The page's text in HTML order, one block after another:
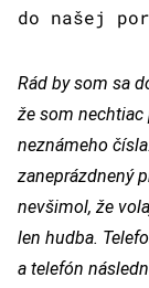
do našej
Rád by som sa
že som
neznámeho
zaneprázdnený
nevšimol, že
len hudba.
a telefón